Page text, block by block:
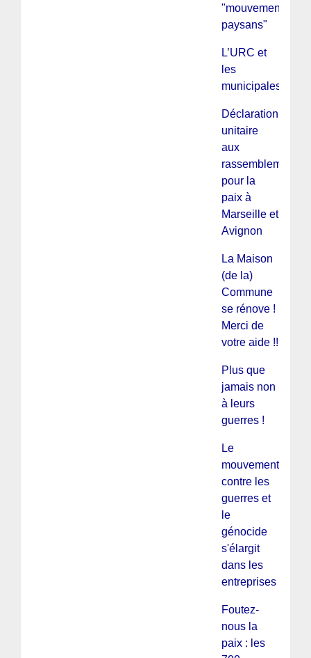
"mouvements
paysans"
L’URC et
les
municipales
Déclaration
unitaire
aux
rassemblements
pour la
paix à
Marseille et
Avignon
La Maison
(de la)
Commune
se rénove !
Merci de
votre aide !!
Plus que
jamais non
à leurs
guerres !
Le
mouvement
contre les
guerres et
le
génocide
s'élargit
dans les
entreprises
Foutez-
nous la
paix : les